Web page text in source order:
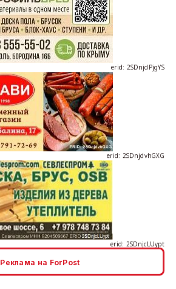
erid: 2SDnjdPjgYS
erid: 2SDnjdvhGXG
Реклама на ForPost